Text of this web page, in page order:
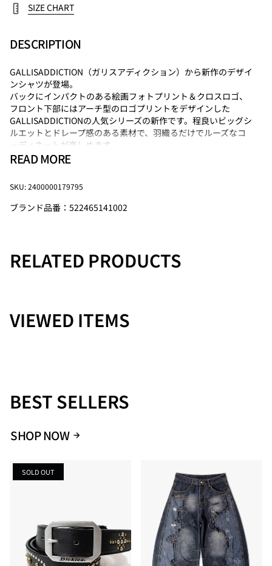
SIZE CHART
DESCRIPTION
GALLISADDICTION（ガリスアディクション）から新作のデザイ
ンシャツが登場。
バックにインパクトのある絵画フォトプリント＆クロスロゴ、
フロント下部にはアーチ型のロゴプリントをデザインした
GALLISADDICTIONの人気シリーズの新作です。程良いビッグシ
ルエットとドレープ感のある素材で、羽織るだけでルーズなコ
ーディネートが楽しめます。
カラーは、プリントデザインが強調されたホワイトとシックな
Size バスト 着丈 袖丈
READ MORE
SKU: 2400000179795
ブランド品番：522465141002
RELATED PRODUCTS
VIEWED ITEMS
BEST SELLERS
SHOP NOW
SOLD OUT